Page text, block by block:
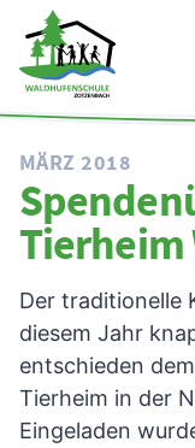
Waldhufenschule
MÄRZ 2018
Tierheim
Der traditionelle
diesem Jahr
entschieden
Tierheim in der
Eingeladen